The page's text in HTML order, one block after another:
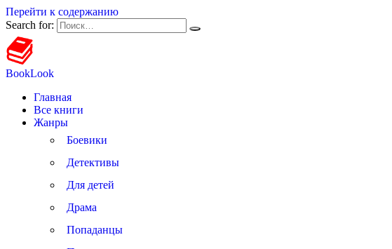
Перейти к содержанию
Search for:
BookLook
Главная
Все книги
Жанры
Боевики
Детективы
Для детей
Драма
Попаданцы